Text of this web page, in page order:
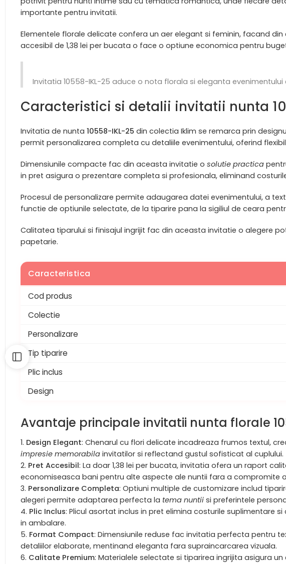
importante pentru invitatii.
Elementele florale delicate confera un aer elegant si feminin, facand
accesibil de 1,38 lei per bucata o face o optiune economica pentru
Invitatia 10558-IKL-25 aduce o nota florala si eleganta
Caracteristici si detalii invitatii nunta
Invitatia de nunta 10558-IKL-25 din colectia Iklim se remarca prin
permit personalizarea completa cu detaliile evenimentului, oferind
Dimensiunile compacte fac din aceasta invitatie o solutie practica
in pret asigura o prezentare completa si profesionala, eliminand
Procesul de personalizare permite adaugarea datei evenimentului, a
functie de optiunile selectate, de la tiparire pana la sigiliul de ceara
Calitatea tiparului si finisajul ingrijit fac din aceasta invitatie o alegere
papetarie.
Caracteristica
Cod produs
Colectie
Personalizare
Tip tiparire
Plic inclus
Design
Avantaje principale invitatii nunta florale
Design Elegant: Chenarul cu flori delicate incadreaza frumos textul,
impresie memorabila invitatilor si reflectand gustul sofisticat al cuplului.
Pret Accesibil: La doar 1,38 lei per bucata, invitatia ofera un raport
economiseasca bani pentru alte aspecte ale nuntii fara a compromite
Personalizare Completa: Optiuni multiple de customizare includ
alegeri permite adaptarea perfecta la tema nuntii si preferintele
Plic Inclus: Plicul asortat inclus in pret elimina costurile suplimentare
in ambalare.
Format Compact: Dimensiunile reduse fac invitatia perfecta pentru
detaliilor elaborate, mentinand eleganta fara supraincarcarea vizuala.
Calitate Premium: Materialele selectate si tiparirea ingrijita asigura